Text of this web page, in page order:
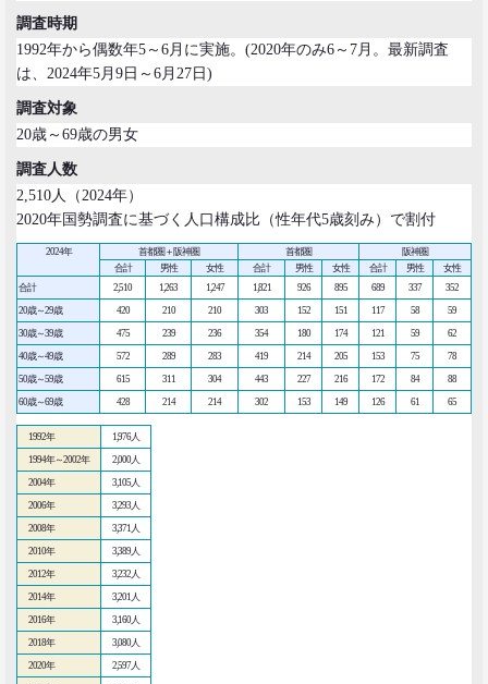
「答えを探さない」という使い方。
博報堂 第三プラニング局
って本当か？
博報堂買物研究所 上席研究員
2017.03.29
茶色く染まる、日本の食卓
生活総研 上席研究員
夏山明美
2017.03.02
スマホ時代の「偶然」との出会いかた
生活総研 研究員
十河瑠璃
2016.12.14
トランプ勝利―自国第一・内向き志向はアメリカだ
け？
生活総研 上席研究員
三矢正浩
2016.11.30
調査時期
1992年から偶数年5～6月に実施。(2020年のみ6～7月。最新調査
は、2024年5月9日～6月27日)
調査対象
20歳～69歳の男女
調査人数
2,510人（2024年）
2020年国勢調査に基づく人口構成比（性年代5歳刻み）で割付
2024年 首都圏＋阪神圏 首都圏
阪神圏
合計
男性 女性 合計 男性 女性 合計 男性
女性
合計
2,510 1,263 1,247 1,821 926 895 689 337 352
20歳～29歳 420 210 210 303 152 151 117 58 59
30歳～39歳 475 239 236 354 180 174 121 59 62
40歳～49歳 572 289 283 419 214 205 153 75 78
50歳～59歳 615 311 304 443 227 216 172 84 88
60歳～69歳 428 214 214 302 153 149 126 61 65
1992年 1,976人
1994年～2002年 2,000人
2004年 3,105人
2006年 3,293人
2008年 3,371人
2010年 3,389人
2012年 3,232人
2014年 3,201人
2016年 3,160人
2018年 3,080人
2020年 2,597人